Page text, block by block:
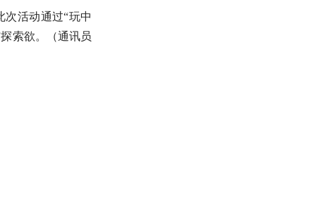
活动通过“玩中
索欲。（通讯员